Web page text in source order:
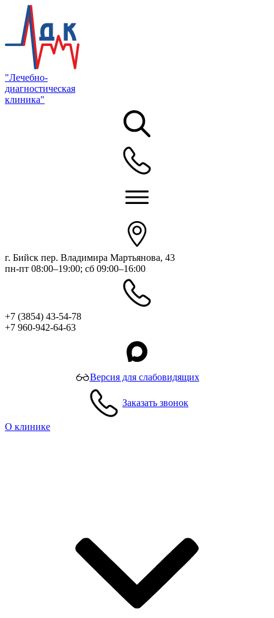
"Лечебно-
диагностическая
клиника"
г. Бийск пер. Владимира Мартьянова, 43
пн-пт 08:00–19:00; сб 09:00–16:00
+7 (3854) 43-54-78
+7 960-942-64-63
Версия для слабовидящих
Заказать звонок
О клинике